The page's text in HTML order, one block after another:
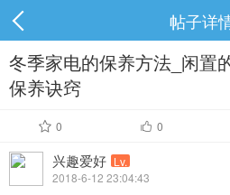
帖子详
冬季家电的保养方法_闲置
保养诀窍
 0  0
兴趣爱好 Lv.
2018-6-12 23:04:43